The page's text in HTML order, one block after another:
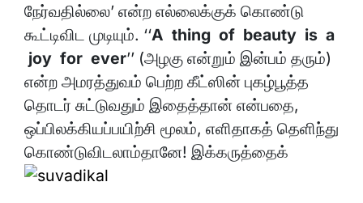
நேர்வதில்லை’ என்ற எல்லைக்குக் கொண்டு
கூட்டிவிட முடியும். ‘‘A thing of beauty is a
joy for ever’’ (அழகு என்றும் இன்பம் தரும்)
என்ற அமரத்துவம் பெற்ற கீட்ஸின் புகழ்பூத்த
தொடர் சுட்டுவதும் இதைத்தான் என்பதை,
ஒப்பிலக்கியப்பயிற்சி மூலம், எளிதாகத் தெளிந்து
கொண்டுவிடலாம்தானே! இக்கருத்தைக்